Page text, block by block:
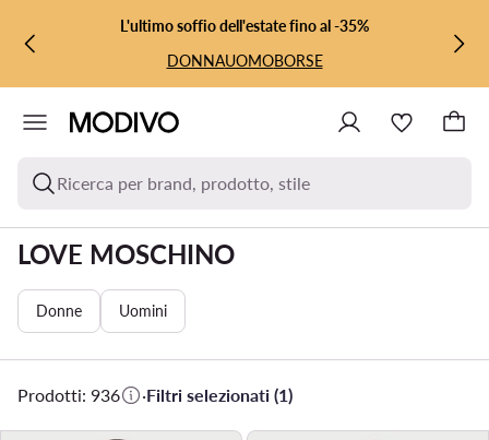
VAI AL CONTENUTO PRINCIPALE
VAI ALLA RICERCAL'ultimo soffio dell'estate fino al -35%
DONNAUOMOBORSE
Ricerca per brand, prodotto, stile
LOVE MOSCHINO
Donne Uomini
Prodotti: 936 ·Filtri selezionati (1)